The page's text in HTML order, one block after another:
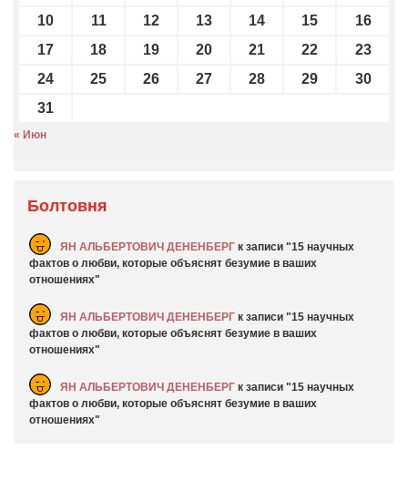
10
11 12 13 14 15
16
17
18 19 20 21 22
23
24
25 26 27 28 29
30
31
« Июн
Болтовня
ЯН АЛЬБЕРТОВИЧ ДЕНЕНБЕРГ к записи
15 научных
фактов о любви, которые объяснят безумие в ваших
отношениях
ЯН АЛЬБЕРТОВИЧ ДЕНЕНБЕРГ к записи
15 научных
фактов о любви, которые объяснят безумие в ваших
отношениях
ЯН АЛЬБЕРТОВИЧ ДЕНЕНБЕРГ к записи
15 научных
фактов о любви, которые объяснят безумие в ваших
отношениях